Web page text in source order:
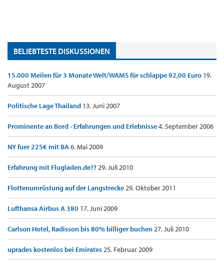
BELIEBTESTE DISKUSSIONEN
15.000 Meilen für 3 Monate Welt/WAMS für schlappe 92,00 Euro 19.
August 2007
Politische Lage Thailand 13. Juni 2007
Prominente an Bord - Erfahrungen und Erlebnisse4. September 2006
NY fuer 225€ mit BA6. Mai 2009
Erfahrung mit Flugladen.de??29. Juli 2010
Flottenumrüstung auf der Langstrecke29. Oktober 2011
Lufthansa Airbus A 380 17. Juni 2009
Carlson Hotel, Radisson bis 80% billiger buchen27. Juli 2010
uprades kostenlos bei Emirates25. Februar 2009